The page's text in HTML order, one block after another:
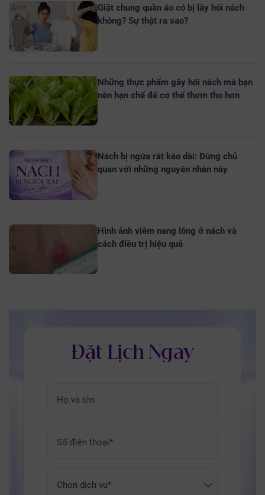
Giặt chung quần áo có bị lây hôi nách
không? Sự thật ra sao?
Những thực phẩm gây hôi nách mà bạn
nên hạn chế để cơ thể thơm tho hơn
Nách bị ngứa rát kéo dài: Đừng chủ
quan với những nguyên nhân này
Hình ảnh viêm nang lông ở nách và
cách điều trị hiệu quả
Đặt Lịch Ngay